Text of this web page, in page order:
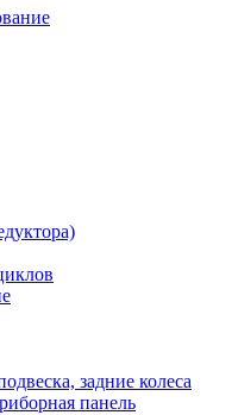
задние колеса
панель